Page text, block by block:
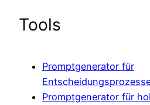
Tools
Promptgenerator für
Promptgenerator für